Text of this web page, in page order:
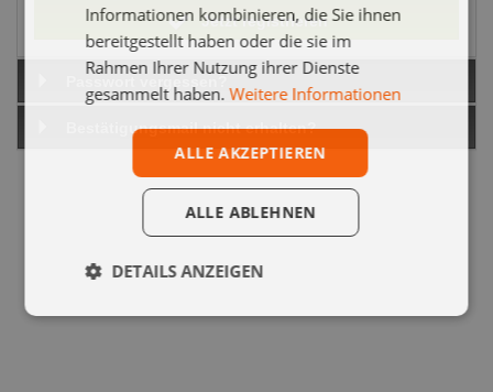
Jetzt registrieren
Bestätigungsmail nicht erhalten?
Informationen kombinieren, die Sie ihnen
bereitgestellt haben oder die sie im
Rahmen Ihrer Nutzung ihrer Dienste
gesammelt haben. Weitere Informationen
ALLE AKZEPTIEREN
ALLE ABLEHNEN
DETAILS ANZEIGEN